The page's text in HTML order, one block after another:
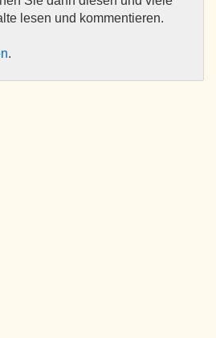
lesen und kommentieren.
.